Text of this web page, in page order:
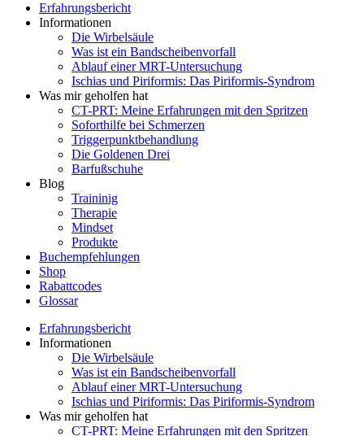
Erfahrungsbericht
Informationen
Die Wirbelsäule
Was ist ein Bandscheibenvorfall
Ablauf einer MRT-Untersuchung
Ischias und Piriformis: Das Piriformis-Syndrom
Was mir geholfen hat
CT-PRT: Meine Erfahrungen mit den Spritzen
Soforthilfe bei Schmerzen
Triggerpunktbehandlung
Die Goldenen Drei
Barfußschuhe
Blog
Traininig
Therapie
Mindset
Produkte
Buchempfehlungen
Shop
Rabattcodes
Glossar
Erfahrungsbericht
Informationen
Die Wirbelsäule
Was ist ein Bandscheibenvorfall
Ablauf einer MRT-Untersuchung
Ischias und Piriformis: Das Piriformis-Syndrom
Was mir geholfen hat
CT-PRT: Meine Erfahrungen mit den Spritzen